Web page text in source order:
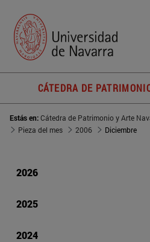
CÁTEDRA DE
Estás en:Cátedra de Patrimonio y Arte
Pieza del mes
2006 Diciembre
2026
2025
2024